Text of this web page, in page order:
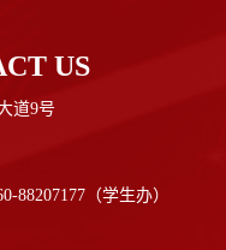
US
道9号
88207177（学生办）